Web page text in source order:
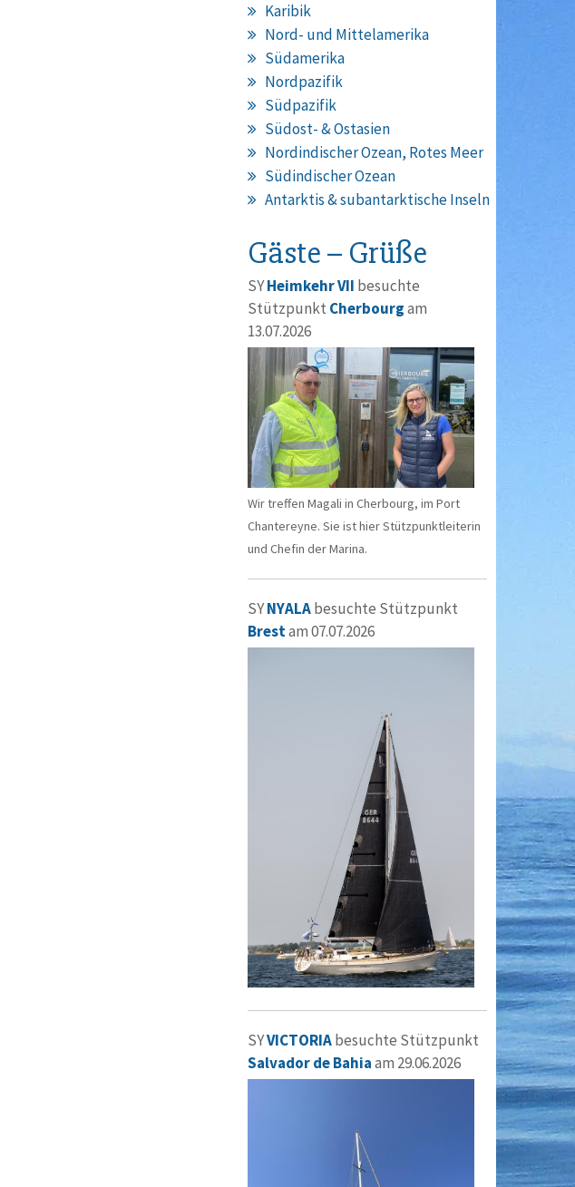
Karibik
Nord- und Mittelamerika
Südamerika
Nordpazifik
Südpazifik
Südost- & Ostasien
Nordindischer Ozean, Rotes Meer
Südindischer Ozean
Antarktis & subantarktische Inseln
Gäste – Grüße
SYHeimkehr VII besuchte
Stützpunkt Cherbourgam
13.07.2026
Wir treffen Magali in Cherbourg, im Port
Chantereyne. Sie ist hier Stützpunktleiterin
und Chefin der Marina.
SYNYALAbesuchte Stützpunkt
Brestam 07.07.2026
SYVICTORIAbesuchte Stützpunkt
Salvador de Bahiaam 29.06.2026